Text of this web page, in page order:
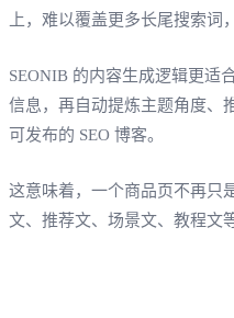
上，难以覆盖更多长尾搜索词
SEONIB 的内容生成逻辑更适
信息，再自动提炼主题角度、
可发布的 SEO 博客。
这意味着，一个商品页不再只
文、推荐文、场景文、教程文